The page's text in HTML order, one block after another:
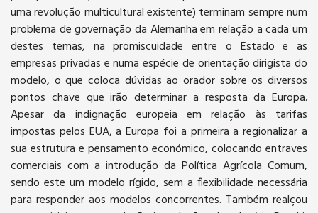
uma revolução multicultural existente) terminam sempre num
problema de governação da Alemanha em relação a cada um
destes temas, na promiscuidade entre o Estado e as
empresas privadas e numa espécie de orientação dirigista do
modelo, o que coloca dúvidas ao orador sobre os diversos
pontos chave que irão determinar a resposta da Europa.
Apesar da indignação europeia em relação às tarifas
impostas pelos EUA, a Europa foi a primeira a regionalizar a
sua estrutura e pensamento económico, colocando entraves
comerciais com a introdução da Política Agrícola Comum,
sendo este um modelo rígido, sem a flexibilidade necessária
para responder aos modelos concorrentes. Também realçou